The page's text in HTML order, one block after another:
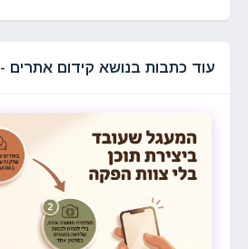
עוד כתבות בנושא קידום אתרים - SEO